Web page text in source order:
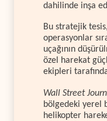
dahilinde inşa
Bu stratejik
operasyonlar
uçağının
özel harekat
ekipleri
Wall Street
bölgedeki yerel
helikopter